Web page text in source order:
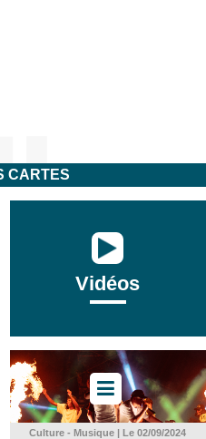
CARTES
Vidéos
Culture - Musique | Le 02/09/2024